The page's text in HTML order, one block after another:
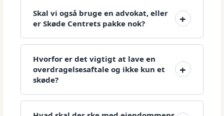
Skal vi også bruge en advokat, eller
er Skøde Centrets pakke nok?
Hvorfor er det vigtigt at lave en
overdragelsesaftale og ikke kun et
skøde?